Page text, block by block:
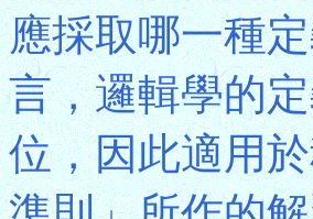
應採取哪一種
言，邏輯學的
位，因此適用